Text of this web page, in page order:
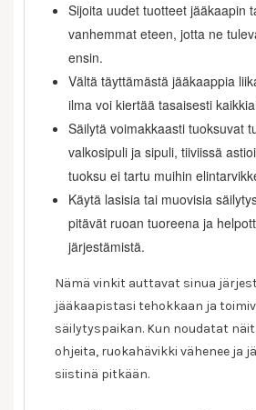
Sijoita uudet tuotteet jääkaapin
vanhemmat eteen, jotta ne
ensin.
Vältä täyttämästä jääkaappia
ilma voi kiertää tasaisesti
Säilytä voimakkaasti tuoksuvat
valkosipuli ja sipuli, tiiviissä
tuoksu ei tartu muihin
Käytä lasisia tai muovisia
pitävät ruoan tuoreena ja
järjestämistä.
Nämä vinkit auttavat sinua
jääkaapistasi tehokkaan ja
säilytyspaikan. Kun noudatat
ohjeita, ruokahävikki vähenee ja
siistinä pitkään.